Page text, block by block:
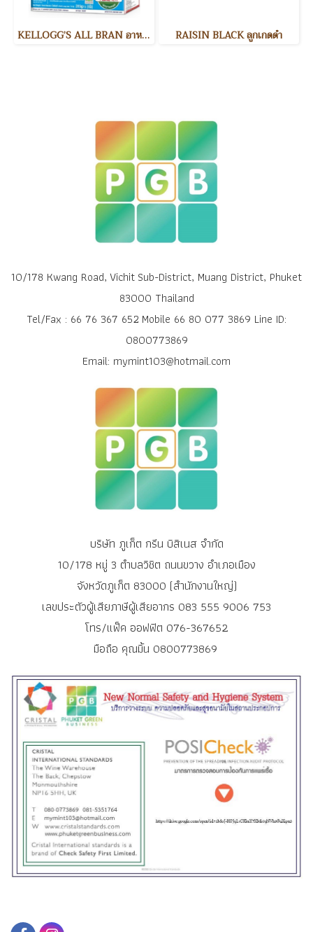
KELLOGG’S ALL BRAN อาหารเช้า RAISIN BLACK ลูกเกดดำ
10/178 Kwang Road, Vichit Sub-District, Muang District, Phuket
83000 Thailand
Tel/Fax : 66 76 367 652 Mobile 66 80 077 3869 Line ID:
0800773869
Email: mymint103@hotmail.com
บริษัท ภูเก็ต กรีน บิสิเนส จำกัด
10/178 หมู่ 3 ตำบลวิชิต ถนนขวาง อำเภอเมือง
จังหวัดภูเก็ต 83000 (สำนักงานใหญ่)
เลขประตัวผู้เสียภาษีผู้เสียอากร 083 555 9006 753
โทร/แฟ็ค ออฟฟิต 076-367652
มือถือ คุณมิ้น 0800773869